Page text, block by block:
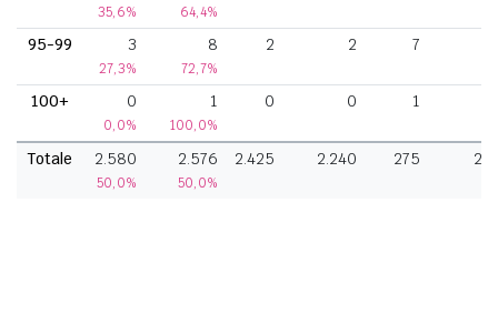
35,6% 64,4%
95-99 3
27,3%
8
72,7%
2 2 7
100+ 0
0,0%
1
100,0%
0 0 1
Totale 2.580
50,0%
2.576
50,0%
2.425 2.240 275